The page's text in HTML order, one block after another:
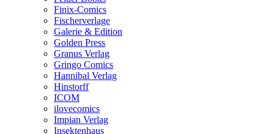
Finix-Comics
Fischerverlage
Galerie & Edition
Golden Press
Granus Verlag
Gringo Comics
Hannibal Verlag
Hinstorff
ICOM
ilovecomics
Impian Verlag
Insektenhaus